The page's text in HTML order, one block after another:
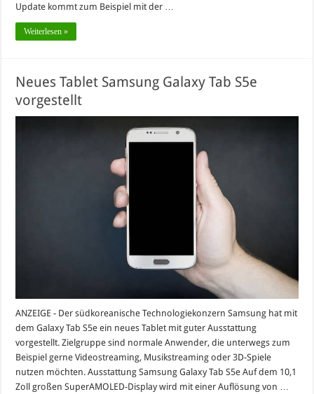
Update kommt zum Beispiel mit der …
Weiterlesen »
Neues Tablet Samsung Galaxy Tab S5e
vorgestellt
ANZEIGE - Der südkoreanische Technologiekonzern Samsung hat mit
dem Galaxy Tab S5e ein neues Tablet mit guter Ausstattung
vorgestellt. Zielgruppe sind normale Anwender, die unterwegs zum
Beispiel gerne Videostreaming, Musikstreaming oder 3D-Spiele
nutzen möchten. Ausstattung Samsung Galaxy Tab S5e Auf dem 10,1
Zoll großen SuperAMOLED-Display wird mit einer Auflösung von …